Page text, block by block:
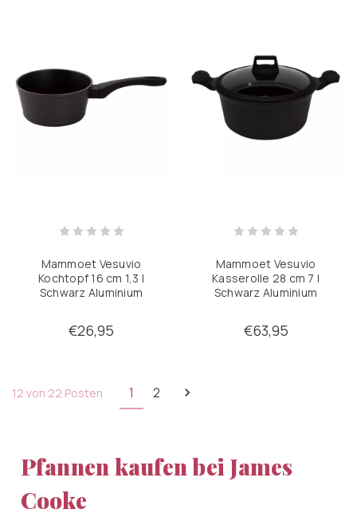
Mammoet Vesuvio
Kochtopf 16 cm 1,3 l
Schwarz Aluminium
€26,95
Mammoet Vesuvio
Kasserolle 28 cm 7 l
Schwarz Aluminium
€63,95
12 von 22 Posten 1 2
Pfannen kaufen bei James
Cooke